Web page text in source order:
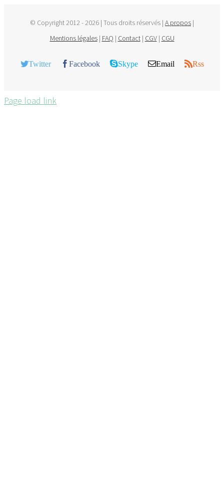
© Copyright 2012 -2026 | Tous droits réservés | A propos |
Mentions légales| FAQ | Contact| CGV| CGU
Twitter Facebook Skype Email Rss
Page load link